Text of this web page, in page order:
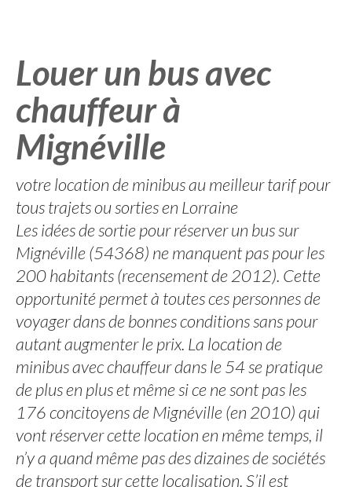
Louer un bus avec
chauffeur à
Mignéville
votre location de minibus au meilleur tarif pour
tous trajets ou sorties en Lorraine
Les idées de sortie pour réserver un bus sur
Mignéville (54368) ne manquent pas pour les
200 habitants (recensement de 2012). Cette
opportunité permet à toutes ces personnes de
voyager dans de bonnes conditions sans pour
autant augmenter le prix. La location de
minibus avec chauffeur dans le 54 se pratique
de plus en plus et même si ce ne sont pas les
176 concitoyens de Mignéville (en 2010) qui
vont réserver cette location en même temps, il
n’y a quand même pas des dizaines de sociétés
de transport sur cette localisation. S’il est